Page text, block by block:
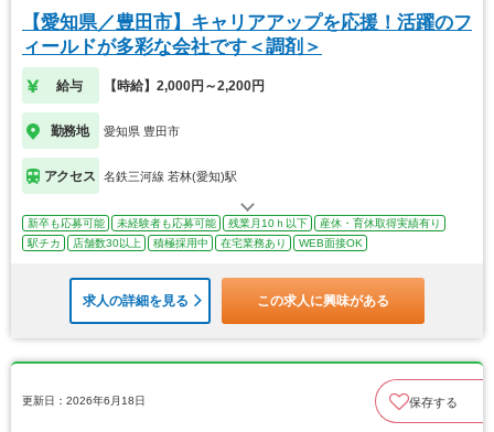
【愛知県／豊田市】キャリアアップを応援！活躍のフ
ィールドが多彩な会社です＜調剤＞
給与 【時給】2,000円～2,200円
勤務地 愛知県 豊田市
アクセス 名鉄三河線 若林(愛知)駅
新卒も応募可能 未経験者も応募可能 残業月10ｈ以下
産休・育休取得実績有り
駅チカ
店舗数30以上 積極採用中 在宅業務あり WEB面接OK
求人の詳細を見る この求人に興味がある
更新日：2026年6月18日 保存する